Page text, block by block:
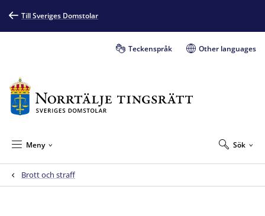
Till Sveriges Domstolar
Teckenspråk Other languages
Sök
Meny
Brott och straff